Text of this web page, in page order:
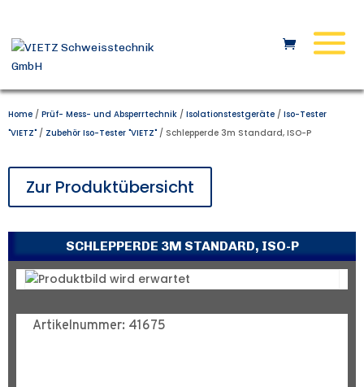
Home / Prüf- Mess- und Absperrtechnik / Isolationstestgeräte / Iso-Tester
"VIETZ" / Zubehör Iso-Tester "VIETZ" / Schlepperde 3m Standard, ISO-P
Zur Produktübersicht
SCHLEPPERDE 3M STANDARD, ISO-P
Artikelnummer: 41675